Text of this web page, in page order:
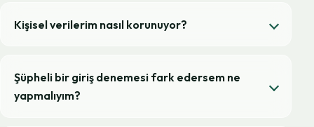
Kişisel verilerim nasıl korunuyor?
Şüpheli bir giriş denemesi fark edersem ne
yapmalıyım?